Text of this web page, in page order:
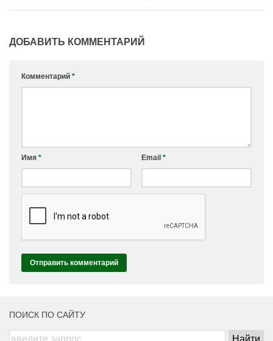
ДОБАВИТЬ КОММЕНТАРИЙ
Комментарий *
Имя * Email *
ПОИСК ПО САЙТУ